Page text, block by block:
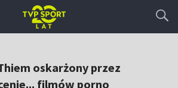
oskarżony przez
filmów porno